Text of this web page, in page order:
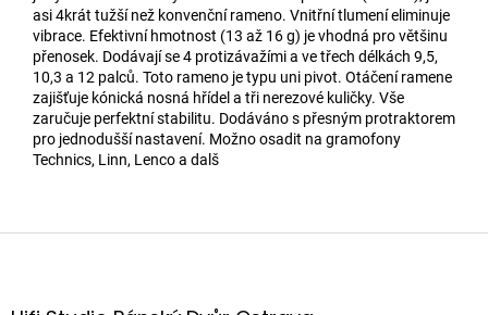
asi 4krát tužší než konvenční rameno. Vnitřní tlumení eliminuje
vibrace. Efektivní hmotnost (13 až 16 g) je vhodná pro většinu
přenosek. Dodávají se 4 protizávažími a ve třech délkách 9,5,
10,3 a 12 palců. Toto rameno je typu uni pivot. Otáčení ramene
zajišťuje kónická nosná hřídel a tři nerezové kuličky. Vše
zaručuje perfektní stabilitu. Dodáváno s přesným protraktorem
pro jednodušší nastavení. Možno osadit na gramofony
Technics, Linn, Lenco a dalš
Z